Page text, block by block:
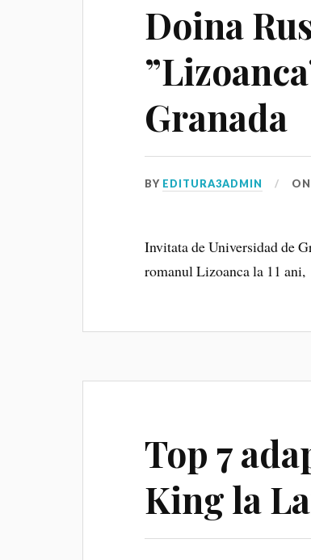
Doina
Granada
BY EDITURA3ADMIN ON
Invitata de Universidad de
romanul Lizoanca la 11 ani,
Top 7
King la